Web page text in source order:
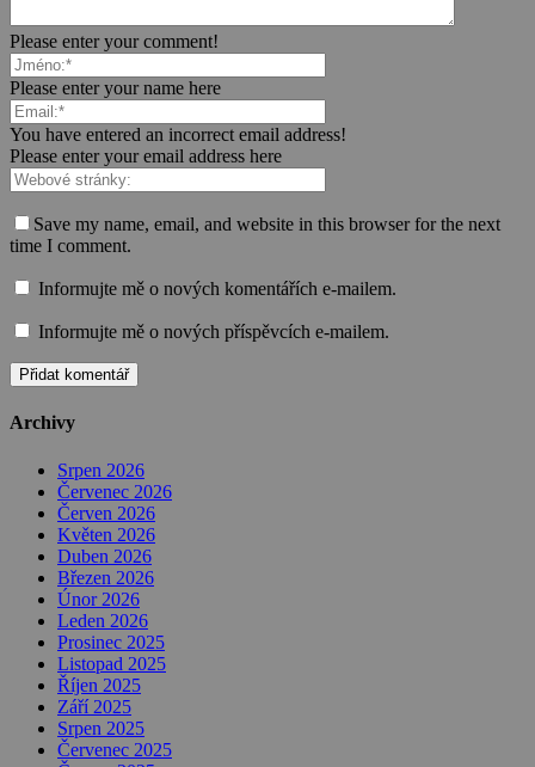
Please enter your comment!
Please enter your name here
You have entered an incorrect email address!
Please enter your email address here
Save my name, email, and website in this browser for the next
time I comment.
Informujte mě o nových komentářích e-mailem.
Informujte mě o nových příspěvcích e-mailem.
Archivy
Srpen 2026
Červenec 2026
Červen 2026
Květen 2026
Duben 2026
Březen 2026
Únor 2026
Leden 2026
Prosinec 2025
Listopad 2025
Říjen 2025
Září 2025
Srpen 2025
Červenec 2025